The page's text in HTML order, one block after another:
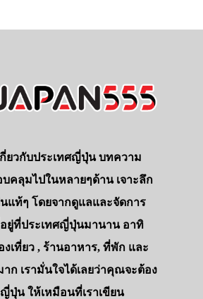
กี่ยวกับประเทศญี่ปุ่น บทความ
บคลุมไปในหลายๆด้าน เจาะลึก
แท้ๆ โดยจากดูแลและจัดการ
ยู่ที่ประเทศญี่ปุ่นมานาน อาทิ
เที่ยว , ร้านอาหาร, ที่พัก และ
าก เรามั่นใจได้เลยว่าคุณจะต้อง
ปุ่น ให้เหมือนที่เราเขียน